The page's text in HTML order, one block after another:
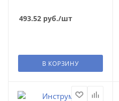
493.52 руб./шт
В КОРЗИНУ